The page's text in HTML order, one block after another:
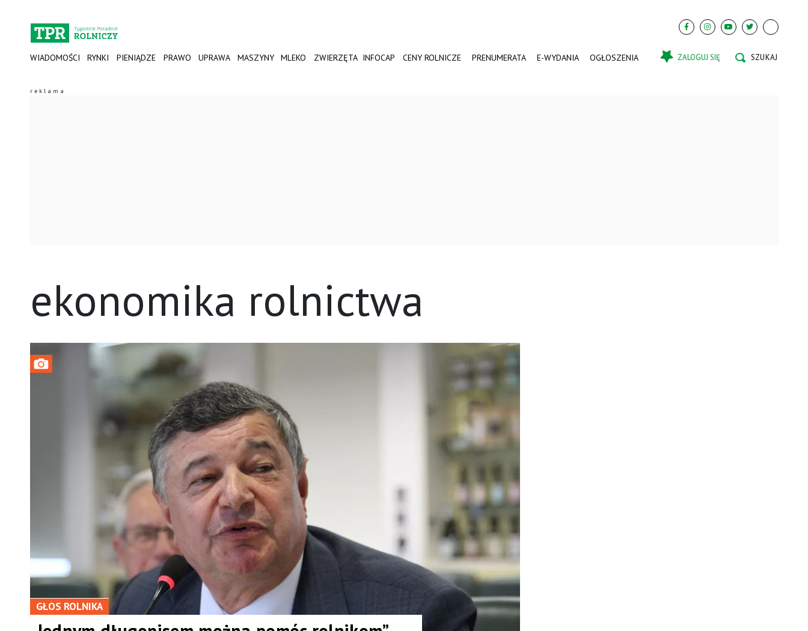
WIADOMOŚCI RYNKI PIENIĄDZE PRAWO UPRAWA MASZYNY MLEKO ZWIERZĘTA INFOCAP CENY ROLNICZE PRENUMERATA E-WYDANIA OGŁOSZENIA ZALOGUJ SIĘ
ekonomika rolnictwa
GŁOS ROLNIKA